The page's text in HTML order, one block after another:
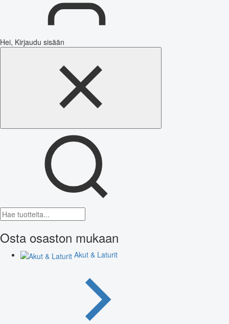
Hei, Kirjaudu sisään
Osta osaston mukaan
Akut & Laturit